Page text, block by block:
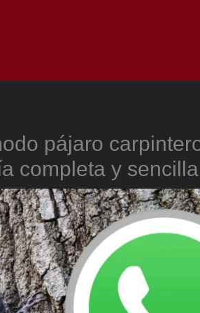
pájaro
completa y sencilla